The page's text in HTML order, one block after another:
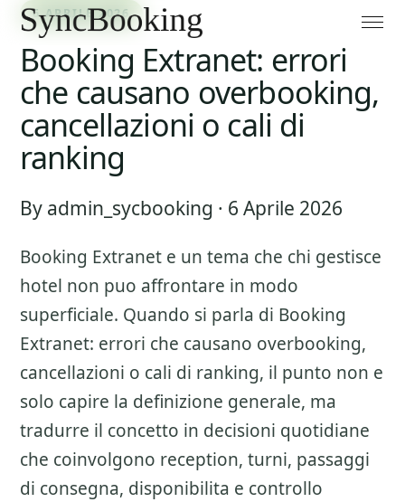
6 APRILE 2026
Booking Extranet: errori
che causano overbooking,
cancellazioni o cali di
ranking
By admin_sycbooking · 6 Aprile 2026
Booking Extranet e un tema che chi gestisce
hotel non puo affrontare in modo
superficiale. Quando si parla di Booking
Extranet: errori che causano overbooking,
cancellazioni o cali di ranking, il punto non e
solo capire la definizione generale, ma
tradurre il concetto in decisioni quotidiane
che coinvolgono reception, turni, passaggi
di consegna, disponibilita e controllo